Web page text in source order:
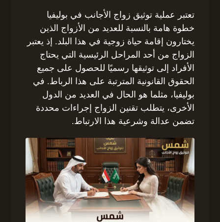
تعتبر عملية توثيق زواج الأجانب في بوليفيا
خطوة هامة بالنسبة للعديد من الأزواج الذين
يختارون إقامة حياة زوجية في هذا البلد. إذ يعتبر
الزواج من أحد المراحل الرئيسية التي يحتاج
الأفراد إلى توثيقها رسميًا للحصول على جميع
الحقوق القانونية المترتبة على هذا الرباط. في
بوليفيا، مثلما هو الحال في العديد من الدول
الأخرى، يتطلب تقنين الزواج إجراءات محددة
تضمن عدالة وشرعية هذا الارتباط.